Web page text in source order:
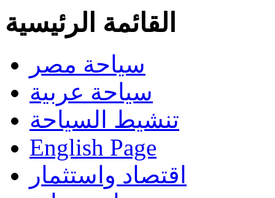
القائمة الرئيسية
سياحة مصر
سياحة عربية
تنشيط السياحة
English Page
اقتصاد واستثمار